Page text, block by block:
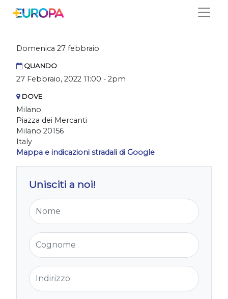
Free Ukraine Milano
Domenica 27 febbraio
QUANDO
27 Febbraio, 2022 11:00 - 2pm
DOVE
Milano
Piazza dei Mercanti
Milano 20156
Italy
Mappa e indicazioni stradali di Google
Unisciti a noi!
Nome
Cognome
Indirizzo